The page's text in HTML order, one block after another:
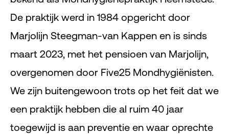
De praktijk werd in 1984 opgericht door
Marjolijn Steegman-van Kappen en is sinds
maart 2023, met het pensioen van Marjolijn,
overgenomen door Five25 Mondhygiënisten.
We zijn buitengewoon trots op het feit dat we
een praktijk hebben die al ruim 40 jaar
toegewijd is aan preventie en waar oprechte